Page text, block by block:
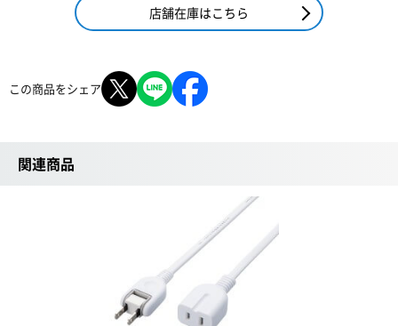
店舗在庫はこちら
この商品をシェア
関連商品